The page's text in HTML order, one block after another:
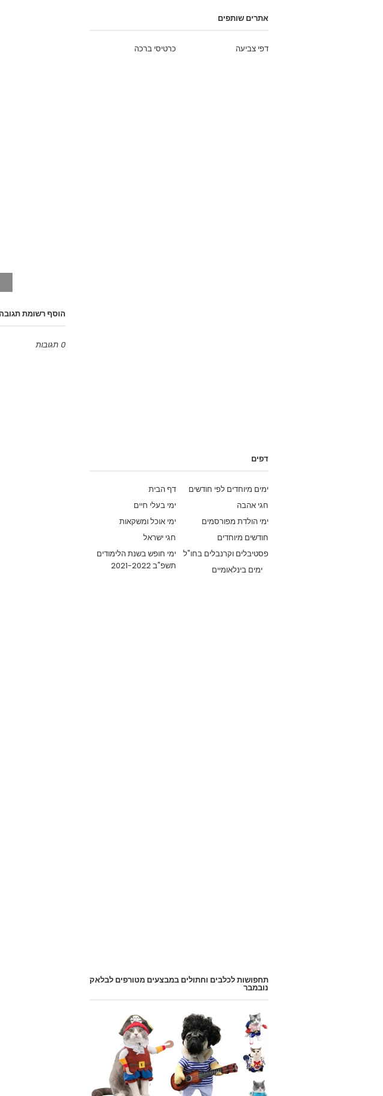
הוסף רשומת תגובה
0 תגובות
אתרים שותפים
כרטיסי ברכה דפי צביעה
דפים
דף הבית
ימים מיוחדים לפי חודשים
ימי בעלי חיים
חגי אהבה
ימי אוכל ומשקאות
ימי הולדת מפורסמים
חגי ישראל
חודשים מיוחדים
ימי חופש בשנת הלימודים
תשפ"ב 2021-2022
פסטיבלים וקרנבלים בחו"ל
ימים בינלאומיים
תחפושות לכלבים וחתולים במבצעים מטורפים לבלאק
נובמבר